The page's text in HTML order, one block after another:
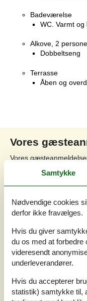
Badeværelse
WC. Varmt
Alkove, 2
Dobbeltseng
Terrasse
Åben og
Vores
Vores
Sidste
5
4
3
2
1
Ingen
Samtykke
Nødvendige cookies
derfor ikke fravælges.
Hvis du giver
du os med at forbedre
videresendt
underleverandører.
Hvis du accepterer
statistik) samtykke til,